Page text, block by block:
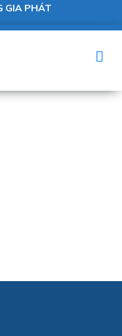
GIA PHÁT